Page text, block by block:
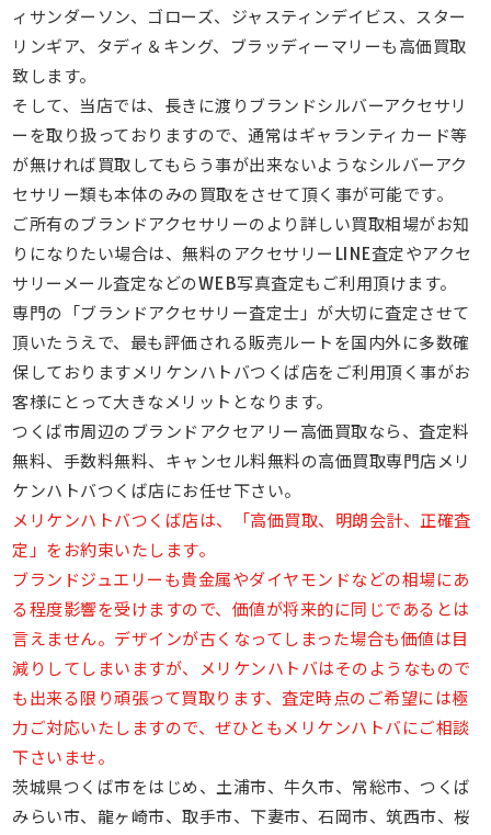
ィサンダーソン、ゴローズ、ジャスティンデイビス、スター
リンギア、タディ＆キング、ブラッディーマリーも高価買取
致します。
そして、当店では、長きに渡りブランドシルバーアクセサリ
ーを取り扱っておりますので、通常はギャランティカード等
が無ければ買取してもらう事が出来ないようなシルバーアク
セサリー類も本体のみの買取をさせて頂く事が可能です。
ご所有のブランドアクセサリーのより詳しい買取相場がお知
りになりたい場合は、無料のアクセサリーLINE査定やアクセ
サリーメール査定などのWEB写真査定もご利用頂けます。
専門の「ブランドアクセサリー査定士」が大切に査定させて
頂いたうえで、最も評価される販売ルートを国内外に多数確
保しておりますメリケンハトバつくば店をご利用頂く事がお
客様にとって大きなメリットとなります。
つくば市周辺のブランドアクセアリー高価買取なら、査定料
無料、手数料無料、キャンセル料無料の高価買取専門店メリ
ケンハトバつくば店にお任せ下さい。
メリケンハトバつくば店は、「高価買取、明朗会計、正確査
定」をお約束いたします。
ブランドジュエリーも貴金属やダイヤモンドなどの相場にあ
る程度影響を受けますので、価値が将来的に同じであるとは
言えません。デザインが古くなってしまった場合も価値は目
減りしてしまいますが、メリケンハトバはそのようなもので
も出来る限り頑張って買取ります、査定時点のご希望には極
力ご対応いたしますので、ぜひともメリケンハトバにご相談
下さいませ。
茨城県つくば市をはじめ、土浦市、牛久市、常総市、つくば
みらい市、龍ヶ崎市、取手市、下妻市、石岡市、筑西市、桜